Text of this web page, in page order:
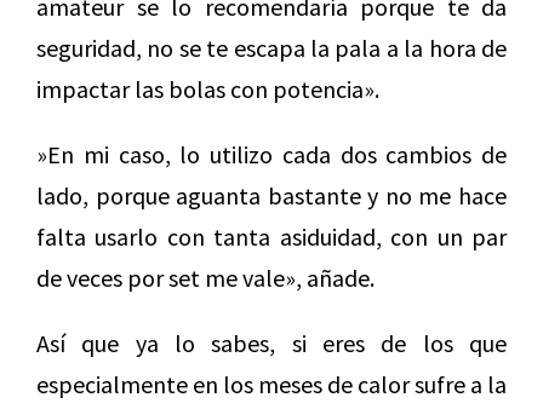
amateur se lo recomendaría porque te da
seguridad, no se te escapa la pala a la hora de
impactar las bolas con potencia».
»En mi caso, lo utilizo cada dos cambios de
lado, porque aguanta bastante y no me hace
falta usarlo con tanta asiduidad, con un par
de veces por set me vale», añade.
Así que ya lo sabes, si eres de los que
especialmente en los meses de calor sufre a la